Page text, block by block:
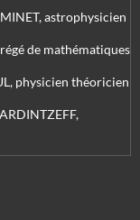
astrophysicien
de mathématiques
physicien théoricien